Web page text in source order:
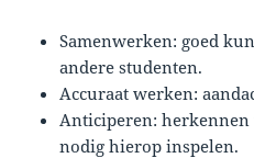
Samenwerken: goed
andere studenten.
Accuraat werken:
Anticiperen:
nodig hierop inspelen.